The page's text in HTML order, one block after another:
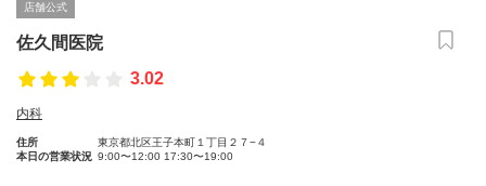
店舗公式
佐久間医院
3.02
内科
住所
東京都北区王子本町１丁目２７−４
本日の営業状況 9:00〜12:00 17:30〜19:00